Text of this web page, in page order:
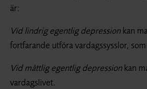
är:
Vid lindrig egentlig depressionkan
fortfarande utföra vardagssysslor,
Vid måttlig egentlig depressionkan
vardagslivet.